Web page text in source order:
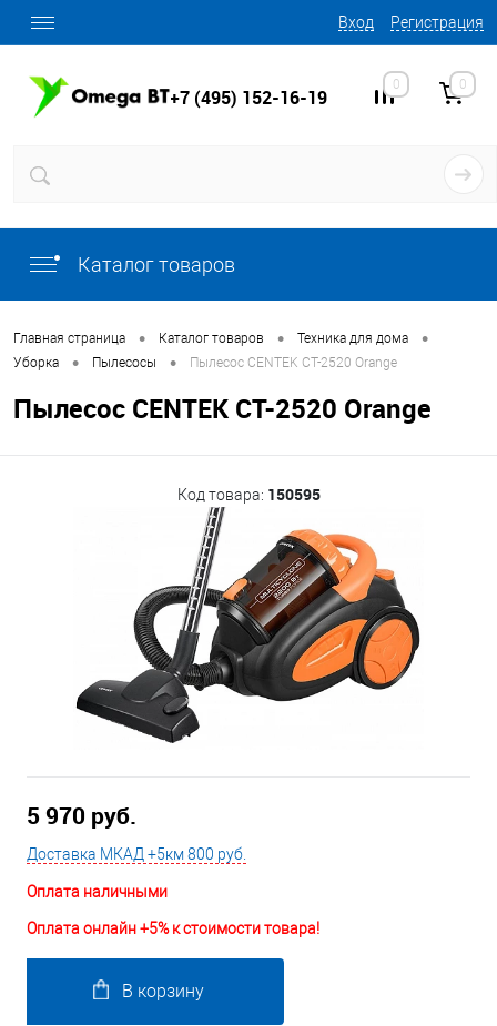
Вход Регистрация
+7 (495) 152-16-19
0 0
Каталог товаров
Главная страница • Каталог товаров • Техника для дома •
Уборка • Пылесосы • Пылесос CENTEK CT-2520 Orange
Пылесос CENTEK CT-2520 Orange
Код товара: 150595
5 970 руб.
Доставка МКАД +5км 800 руб.
Оплата наличными
Оплата онлайн +5% к стоимости товара!
В корзину